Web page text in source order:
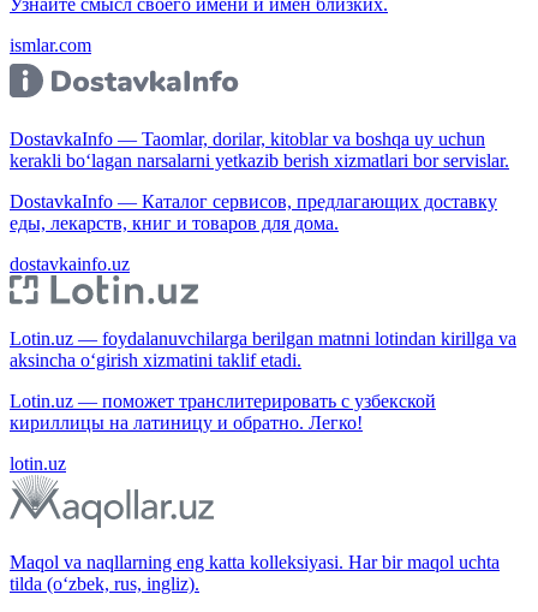
Узнайте смысл своего имени и имён близких.
ismlar.com
DostavkaInfo — Taomlar, dorilar, kitoblar va boshqa uy uchun
kerakli bo‘lagan narsalarni yetkazib berish xizmatlari bor servislar.
DostavkaInfo — Каталог сервисов, предлагающих доставку
еды, лекарств, книг и товаров для дома.
dostavkainfo.uz
Lotin.uz — foydalanuvchilarga berilgan matnni lotindan kirillga va
aksincha o‘girish xizmatini taklif etadi.
Lotin.uz — поможет транслитерировать с узбекской
кириллицы на латиницу и обратно. Легко!
lotin.uz
Maqol va naqllarning eng katta kolleksiyasi. Har bir maqol uchta
tilda (o‘zbek, rus, ingliz).